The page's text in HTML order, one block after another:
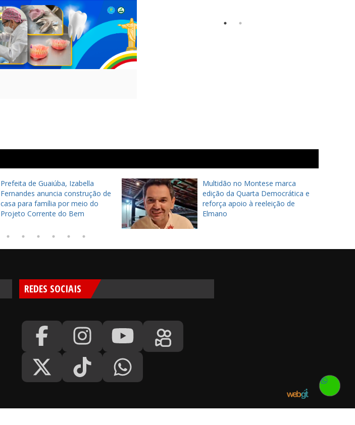
Prefeita de Guaiúba, Izabella
Fernandes anuncia construção de
casa para família por meio do
Projeto Corrente do Bem
Multidão no Montese marca
edição da Quarta Democrática e
reforça apoio à reeleição de
Elmano
REDES SOCIAIS